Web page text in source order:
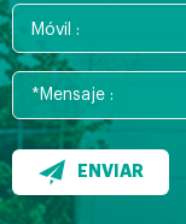
ENVIAR